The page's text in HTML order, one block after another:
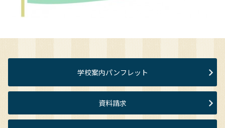
学校案内パンフレット
資料請求